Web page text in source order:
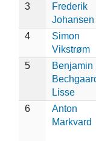
3
Frederik
Johansen
4
Simon
Vikstrøm
5
Benjamin
Lisse
6
Anton
Markvard